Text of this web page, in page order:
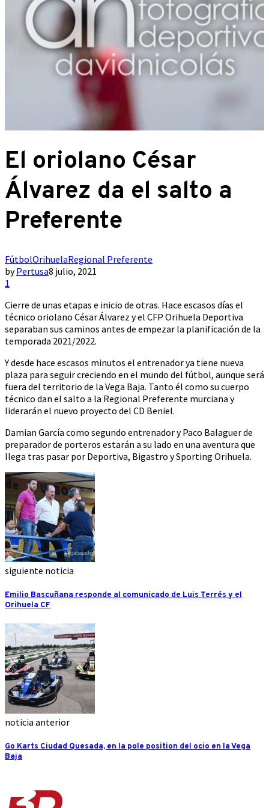
El oriolano César
Álvarez da el salto a
Preferente
FútbolOrihuelaRegional Preferente
byPertusa8 julio, 2021
1
Cierre de unas etapas e inicio de otras. Hace escasos días el
técnico oriolano César Álvarez y el CFP Orihuela Deportiva
separaban sus caminos antes de empezar la planificación de la
temporada 2021/2022.
Y desde hace escasos minutos el entrenador ya tiene nueva
plaza para seguir creciendo en el mundo del fútbol, aunque será
fuera del territorio de la Vega Baja. Tanto él como su cuerpo
técnico dan el salto a la Regional Preferente murciana y
liderarán el nuevo proyecto del CD Beniel.
Damian García como segundo entrenador y Paco Balaguer de
preparador de porteros estarán a su lado en una aventura que
llega tras pasar por Deportiva, Bigastro y Sporting Orihuela.
siguiente noticia
Emilio Bascuñana responde al comunicado de Luis Terrés y el
Orihuela CF
noticia anterior
Go Karts Ciudad Quesada, en la pole position del ocio en la Vega
Baja